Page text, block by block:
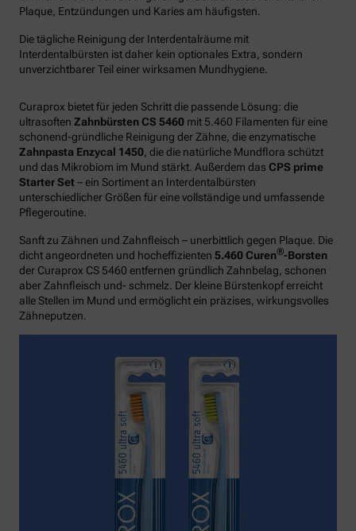
Plaque, Entzündungen und Karies am häufigsten.
Die tägliche Reinigung der Interdentalräume mit
Interdentalbürsten ist daher kein optionales Extra, sondern
unverzichtbarer Teil einer wirksamen Mundhygiene.
Curaprox bietet für jeden Schritt die passende Lösung: die
ultrasoften Zahnbürsten CS 5460 mit 5.460 Filamenten für eine
schonend-gründliche Reinigung der Zähne, die enzymatische
Zahnpasta Enzycal 1450, die die natürliche Mundflora schützt
und das Mikrobiom im Mund stärkt. Außerdem das CPS prime
Starter Set– ein Sortiment an Interdentalbürsten
unterschiedlicher Größen für eine vollständige und umfassende
Pflegeroutine.
Sanft zu Zähnen und Zahnfleisch – unerbittlich gegen Plaque. Die
dicht angeordneten und hocheffizienten 5.460 Curen®-Borsten
der Curaprox CS 5460 entfernen gründlich Zahnbelag, schonen
aber Zahnfleisch und- schmelz. Der kleine Bürstenkopf erreicht
alle Stellen im Mund und ermöglicht ein präzises, wirkungsvolles
Zähneputzen.